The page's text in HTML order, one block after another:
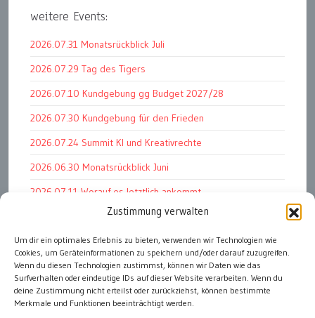
Zustimmung verwalten
Um dir ein optimales Erlebnis zu bieten, verwenden wir Technologien wie
Cookies, um Geräteinformationen zu speichern und/oder darauf zuzugreifen.
Wenn du diesen Technologien zustimmst, können wir Daten wie das
Surfverhalten oder eindeutige IDs auf dieser Website verarbeiten. Wenn du
deine Zustimmung nicht erteilst oder zurückziehst, können bestimmte
Merkmale und Funktionen beeinträchtigt werden.
weitere Events:
2026.07.31 Monatsrückblick Juli
2026.07.29 Tag des Tigers
2026.07.10 Kundgebung gg Budget 2027/28
2026.07.30 Kundgebung für den Frieden
2026.07.24 Summit KI und Kreativrechte
2026.06.30 Monatsrückblick Juni
2026.07.11 Worauf es letztlich ankommt
2026.07.01 Markenwert Studie 2026
2026.07.07 Open Space im Weltmuseum
2026.06.26 PK Wirtschaftsminister und APG Vorstand